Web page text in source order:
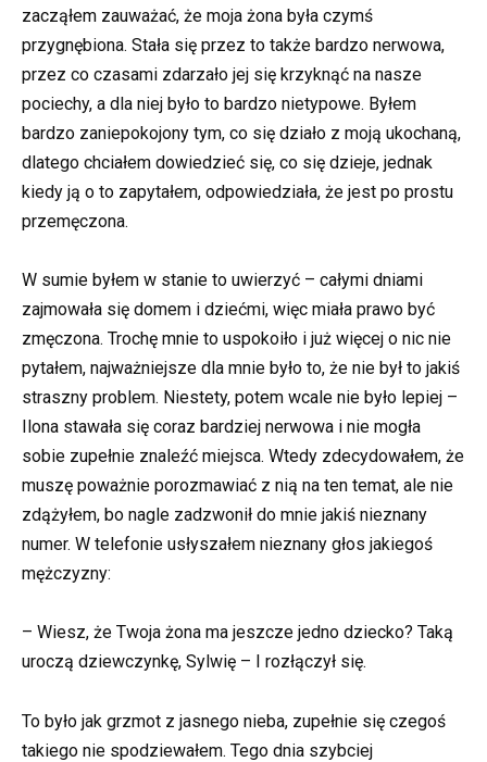
zacząłem zauważać, że moja żona była czymś
przygnębiona. Stała się przez to także bardzo nerwowa,
przez co czasami zdarzało jej się krzyknąć na nasze
pociechy, a dla niej było to bardzo nietypowe. Byłem
bardzo zaniepokojony tym, co się działo z moją ukochaną,
dlatego chciałem dowiedzieć się, co się dzieje, jednak
kiedy ją o to zapytałem, odpowiedziała, że jest po prostu
przemęczona.
W sumie byłem w stanie to uwierzyć – całymi dniami
zajmowała się domem i dziećmi, więc miała prawo być
zmęczona. Trochę mnie to uspokoiło i już więcej o nic nie
pytałem, najważniejsze dla mnie było to, że nie był to jakiś
straszny problem. Niestety, potem wcale nie było lepiej –
Ilona stawała się coraz bardziej nerwowa i nie mogła
sobie zupełnie znaleźć miejsca. Wtedy zdecydowałem, że
muszę poważnie porozmawiać z nią na ten temat, ale nie
zdążyłem, bo nagle zadzwonił do mnie jakiś nieznany
numer. W telefonie usłyszałem nieznany głos jakiegoś
mężczyzny:
– Wiesz, że Twoja żona ma jeszcze jedno dziecko? Taką
uroczą dziewczynkę, Sylwię – I rozłączył się.
To było jak grzmot z jasnego nieba, zupełnie się czegoś
takiego nie spodziewałem. Tego dnia szybciej